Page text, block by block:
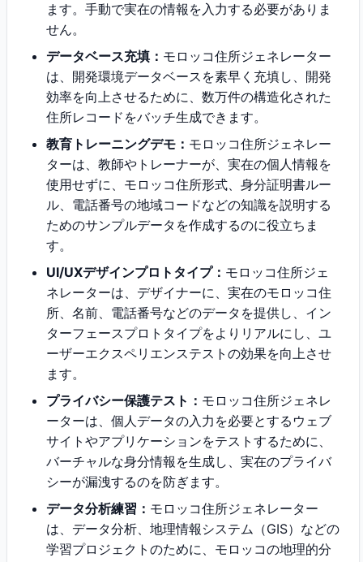
ます。手動で実在の情報を入力する必要がありま
せん。
データベース充填： モロッコ住所ジェネレーター
は、開発環境データベースを素早く充填し、開発
効率を向上させるために、数万件の構造化された
住所レコードをバッチ生成できます。
教育トレーニングデモ： モロッコ住所ジェネレー
ターは、教師やトレーナーが、実在の個人情報を
使用せずに、モロッコ住所形式、身分証明書ルー
ル、電話番号の地域コードなどの知識を説明する
ためのサンプルデータを作成するのに役立ちま
す。
UI/UXデザインプロトタイプ： モロッコ住所ジェ
ネレーターは、デザイナーに、実在のモロッコ住
所、名前、電話番号などのデータを提供し、イン
ターフェースプロトタイプをよりリアルにし、ユ
ーザーエクスペリエンステストの効果を向上させ
ます。
プライバシー保護テスト： モロッコ住所ジェネレ
ーターは、個人データの入力を必要とするウェブ
サイトやアプリケーションをテストするために、
バーチャルな身分情報を生成し、実在のプライバ
シーが漏洩するのを防ぎます。
データ分析練習： モロッコ住所ジェネレーター
は、データ分析、地理情報システム（GIS）などの
学習プロジェクトのために、モロッコの地理的分